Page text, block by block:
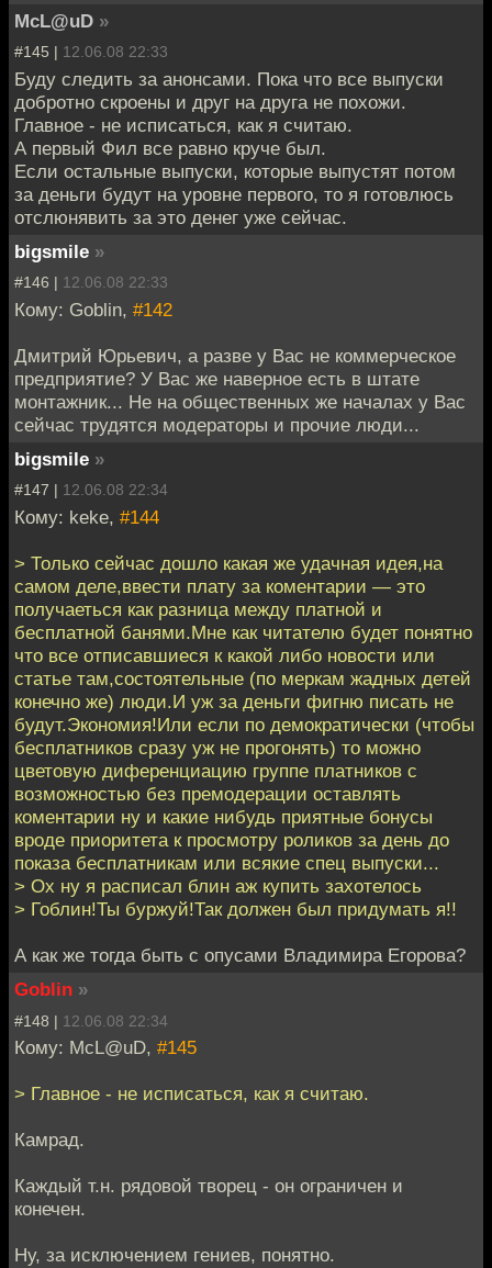
McL@uD »
#145 | 12.06.08 22:33
Буду следить за анонсами. Пока что все выпуски
добротно скроены и друг на друга не похожи.
Главное - не исписаться, как я считаю.
А первый Фил все равно круче был.
Если остальные выпуски, которые выпустят потом
за деньги будут на уровне первого, то я готовлюсь
отслюнявить за это денег уже сейчас.
bigsmile »
#146 | 12.06.08 22:33
Кому: Goblin, #142
Дмитрий Юрьевич, а разве у Вас не коммерческое
предприятие? У Вас же наверное есть в штате
монтажник... Не на общественных же началах у Вас
сейчас трудятся модераторы и прочие люди...
bigsmile »
#147 | 12.06.08 22:34
Кому: keke, #144
> Только сейчас дошло какая же удачная идея,на
самом деле,ввести плату за коментарии — это
получаеться как разница между платной и
бесплатной банями.Мне как читателю будет понятно
что все отписавшиеся к какой либо новости или
статье там,состоятельные (по меркам жадных детей
конечно же) люди.И уж за деньги фигню писать не
будут.Экономия!Или если по демократически (чтобы
бесплатников сразу уж не прогонять) то можно
цветовую диференциацию группе платников с
возможностью без премодерации оставлять
коментарии ну и какие нибудь приятные бонусы
вроде приоритета к просмотру роликов за день до
показа бесплатникам или всякие спец выпуски...
> Ох ну я расписал блин аж купить захотелось
> Гоблин!Ты буржуй!Так должен был придумать я!!
А как же тогда быть с опусами Владимира Егорова?
Goblin »
#148 | 12.06.08 22:34
Кому: McL@uD, #145
> Главное - не исписаться, как я считаю.
Камрад.
Каждый т.н. рядовой творец - он ограничен и
конечен.
Ну, за исключением гениев, понятно.